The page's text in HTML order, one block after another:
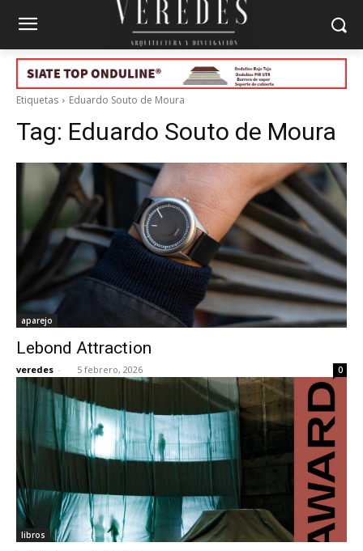
Etiquetas Eduardo Souto de Moura
Tag: Eduardo Souto de Moura
aparejo
Lebond Attraction
veredes - 5 febrero, 2026 0
libros